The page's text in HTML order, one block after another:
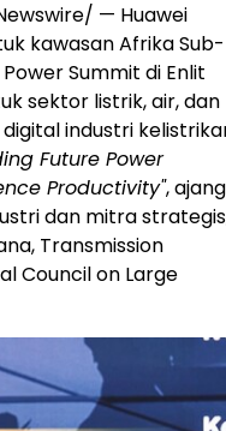
— Huawei
kawasan Afrika Sub-
Summit di Enlit
sektor listrik, air, dan
industri
Future Power
Productivity", ajang
dan mitra
Transmission
Council on Large